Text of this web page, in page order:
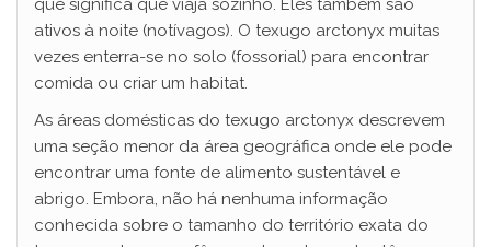
ativos à noite (notívagos). O texugo arctonyx muitas
vezes enterra-se no solo (fossorial) para encontrar
comida ou criar um habitat.
As áreas domésticas do texugo arctonyx descrevem
uma seção menor da área geográfica onde ele pode
encontrar uma fonte de alimento sustentável e
abrigo. Embora, não há nenhuma informação
conhecida sobre o tamanho do território exata do